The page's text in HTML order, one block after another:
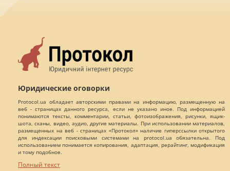
Юридические оговорки
Protocol.ua обладает авторскими правами на информацию, размещенную на
веб - страницах данного ресурса, если не указано иное. Под информацией
понимаются тексты, комментарии, статьи, фотоизображения, рисунки, ящик-
шота, сканы, видео, аудио, другие материалы. При использовании материалов,
размещенных на веб - страницах «Протокол» наличие гиперссылки открытого
для индексации поисковыми системами на protocol.ua обязательна. Под
использованием понимается копирования, адаптация, рерайтинг, модификация
и тому подобное.
Полный текст